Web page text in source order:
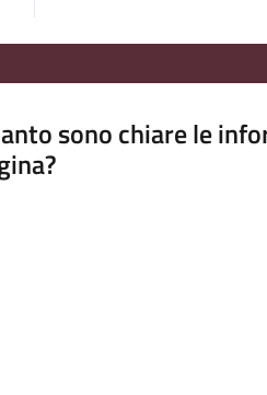
sono chiare le